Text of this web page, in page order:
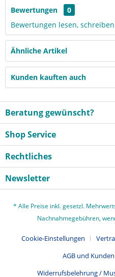
Bewertungen
0
Bewertungen lesen,
Ähnliche Artikel
Kunden kauften auch
Beratung gewünscht?
Shop Service
Rechtliches
Newsletter
* Alle Preise inkl. gesetzl.
Nachnahmegebühren,
Cookie-Einstellungen
AGB und
Widerrufsbelehrung /